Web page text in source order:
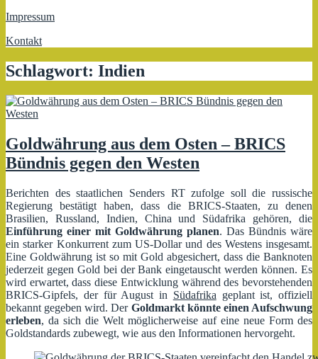
Impressum
Kontakt
Schlagwort: Indien
Goldwährung aus dem Osten – BRICS
Bündnis gegen den Westen
Berichten des staatlichen Senders RT zufolge soll die russische
Regierung bestätigt haben, dass die BRICS-Staaten, zu denen
Brasilien, Russland, Indien, China und Südafrika gehören, die
Einführung einer mit Goldwährung planen. Das Bündnis wäre
ein starker Konkurrent zum US-Dollar und des Westens insgesamt.
Eine Goldwährung ist so mit Gold abgesichert, dass die Banknoten
jederzeit gegen Gold bei der Bank eingetauscht werden können. Es
wird erwartet, dass diese Entwicklung während des bevorstehenden
BRICS-Gipfels, der für August in Südafrika geplant ist, offiziell
bekannt gegeben wird. Der Goldmarkt könnte einen Aufschwung
erleben, da sich die Welt möglicherweise auf eine neue Form des
Goldstandards zubewegt, wie aus den Informationen hervorgeht.